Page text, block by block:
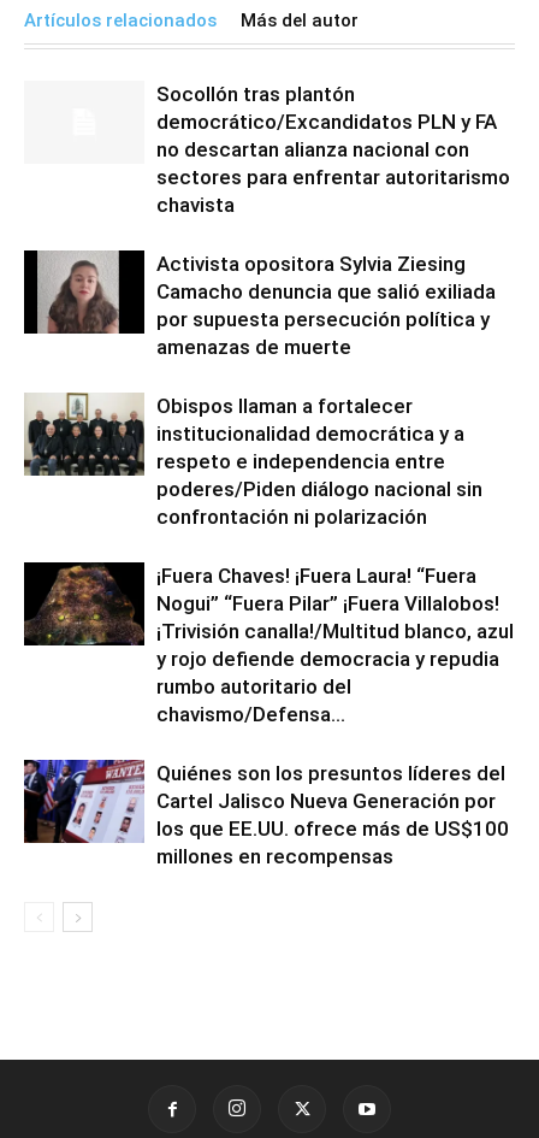
Artículos relacionados Más del autor
Socollón tras plantón
democrático/Excandidatos PLN y FA
no descartan alianza nacional con
sectores para enfrentar autoritarismo
chavista
Activista opositora Sylvia Ziesing
Camacho denuncia que salió exiliada
por supuesta persecución política y
amenazas de muerte
Obispos llaman a fortalecer
institucionalidad democrática y a
respeto e independencia entre
poderes/Piden diálogo nacional sin
confrontación ni polarización
¡Fuera Chaves! ¡Fuera Laura! “Fuera
Nogui” “Fuera Pilar” ¡Fuera Villalobos!
¡Trivisión canalla!/Multitud blanco, azul
y rojo defiende democracia y repudia
rumbo autoritario del
chavismo/Defensa...
Quiénes son los presuntos líderes del
Cartel Jalisco Nueva Generación por
los que EE.UU. ofrece más de US$100
millones en recompensas